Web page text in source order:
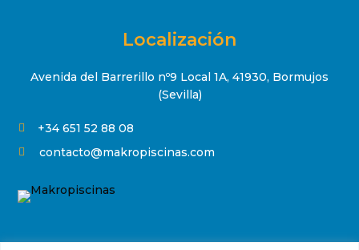
Localización
Avenida del Barrerillo nº9 Local 1A, 41930, Bormujos
(Sevilla)
 +34 651 52 88 08
 contacto@makropiscinas.com